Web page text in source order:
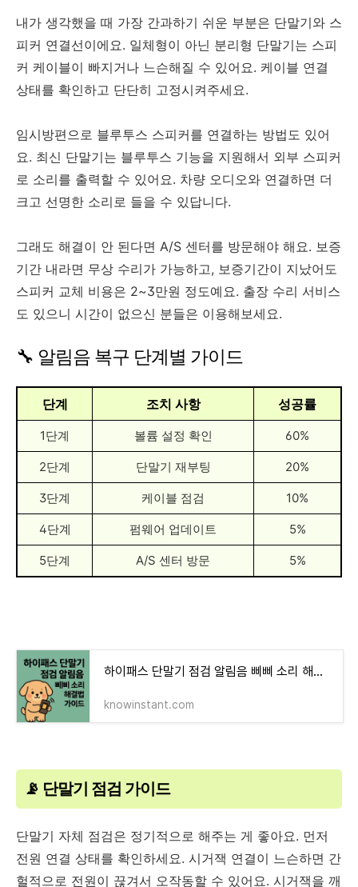
내가 생각했을 때 가장 간과하기 쉬운 부분은 단말기와 스
피커 연결선이에요. 일체형이 아닌 분리형 단말기는 스피
커 케이블이 빠지거나 느슨해질 수 있어요. 케이블 연결
상태를 확인하고 단단히 고정시켜주세요.
임시방편으로 블루투스 스피커를 연결하는 방법도 있어
요. 최신 단말기는 블루투스 기능을 지원해서 외부 스피커
로 소리를 출력할 수 있어요. 차량 오디오와 연결하면 더
크고 선명한 소리로 들을 수 있답니다.
그래도 해결이 안 된다면 A/S 센터를 방문해야 해요. 보증
기간 내라면 무상 수리가 가능하고, 보증기간이 지났어도
스피커 교체 비용은 2~3만원 정도예요. 출장 수리 서비스
도 있으니 시간이 없으신 분들은 이용해보세요.
🔧 알림음 복구 단계별 가이드
단계 조치 사항 성공률
1단계 볼륨 설정 확인 60%
2단계 단말기 재부팅 20%
3단계 케이블 점검 10%
4단계 펌웨어 업데이트 5%
5단계 A/S 센터 방문 5%
하이패스 단말기 점검 알림음 삐삐 소리 해결법 가이드
knowinstant.com
📡 단말기 점검 가이드
단말기 자체 점검은 정기적으로 해주는 게 좋아요. 먼저
전원 연결 상태를 확인하세요. 시거잭 연결이 느슨하면 간
헐적으로 전원이 끊겨서 오작동할 수 있어요. 시거잭을 깨